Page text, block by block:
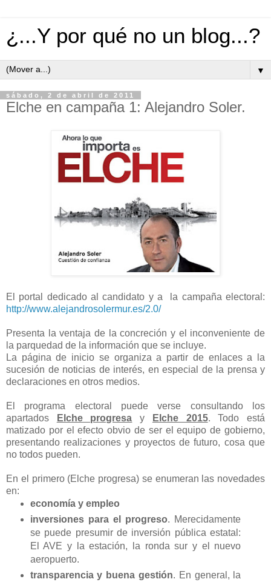
¿...Y por qué no un blog...?
▼
sábado, 2 de abril de 2011
Elche en campaña 1: Alejandro Soler.
El portal dedicado al candidato y a la campaña electoral:
http://www.alejandrosolermur.es/2.0/
Presenta la ventaja de la concreción y el inconveniente de
la parquedad de la información que se incluye.
La página de inicio se organiza a partir de enlaces a la
sucesión de noticias de interés, en especial de la prensa y
declaraciones en otros medios.
El programa electoral puede verse consultando los
apartados
Elche progresa y Elche 2015. Todo está
matizado por el efecto obvio de ser el equipo de gobierno,
presentando realizaciones y proyectos de futuro, cosa que
no todos pueden.
En el primero (Elche progresa) se enumeran las novedades
en:
economía y empleo
inversiones para el progreso. Merecidamente
se puede presumir de inversión pública estatal:
El AVE y la estación, la ronda sur y el nuevo
aeropuerto.
transparencia y buena gestión. En general, la